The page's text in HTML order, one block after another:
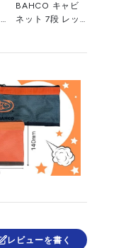
BAHCO キャビ
ネット 7段 レッ
赤 高さ955×幅
693×奥行
510mm 1台
■▼139-0870
レビューを書く